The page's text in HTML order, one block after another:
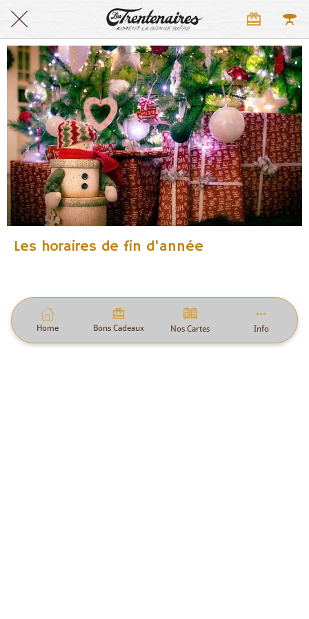
Les horaires de fin d'année
Home Bons Cadeaux Nos Cartes Info